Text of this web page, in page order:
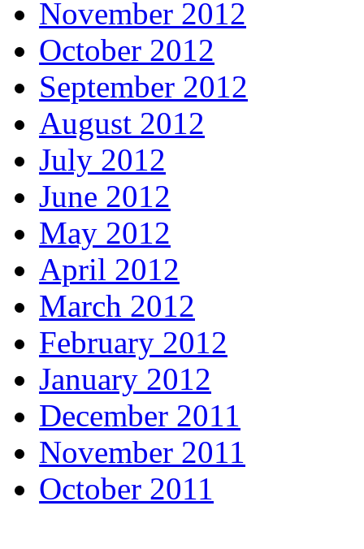
November 2012
October 2012
September 2012
August 2012
July 2012
June 2012
May 2012
April 2012
March 2012
February 2012
January 2012
December 2011
November 2011
October 2011